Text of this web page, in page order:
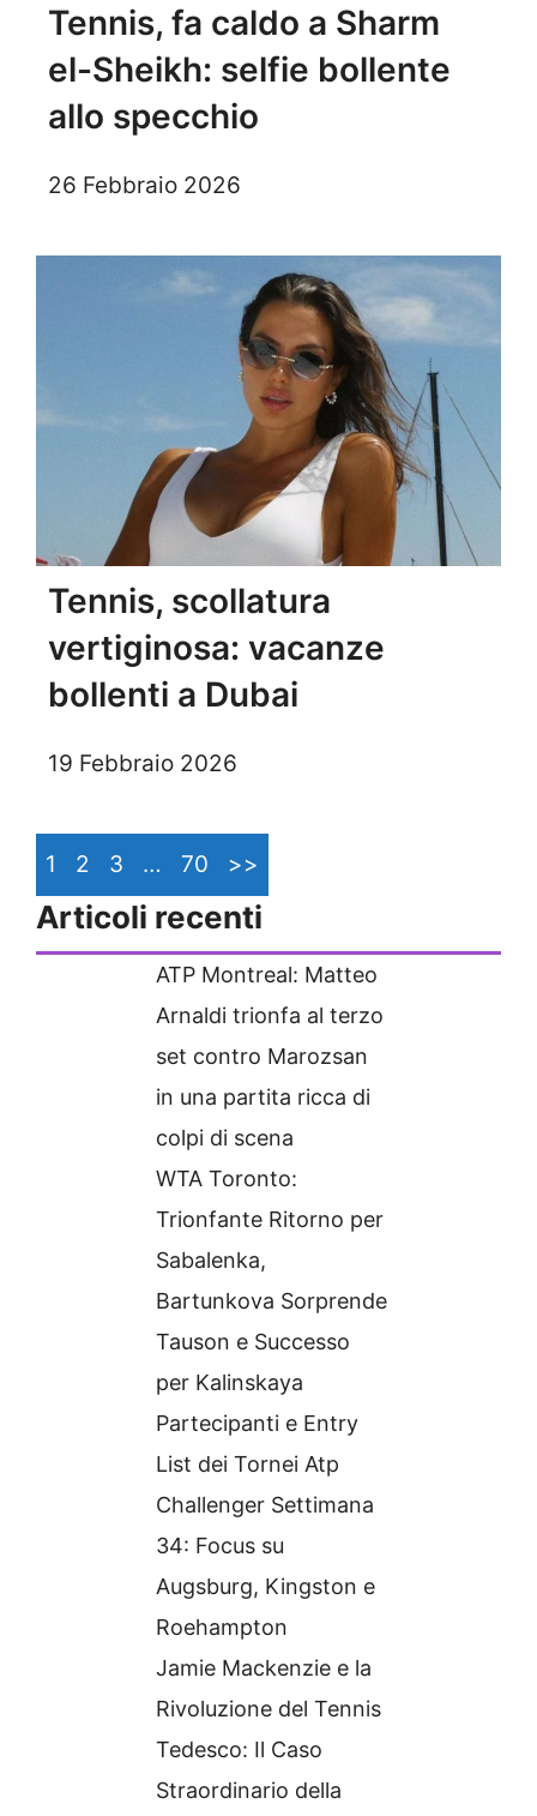
Tennis, fa caldo a Sharm
el-Sheikh: selfie bollente
allo specchio
26 Febbraio 2026
Tennis, scollatura
vertiginosa: vacanze
bollenti a Dubai
19 Febbraio 2026
1 2 3 … 70 >>
Articoli recenti
ATP Montreal: Matteo
Arnaldi trionfa al terzo
set contro Marozsan
in una partita ricca di
colpi di scena
WTA Toronto:
Trionfante Ritorno per
Sabalenka,
Bartunkova Sorprende
Tauson e Successo
per Kalinskaya
Partecipanti e Entry
List dei Tornei Atp
Challenger Settimana
34: Focus su
Augsburg, Kingston e
Roehampton
Jamie Mackenzie e la
Rivoluzione del Tennis
Tedesco: Il Caso
Straordinario della